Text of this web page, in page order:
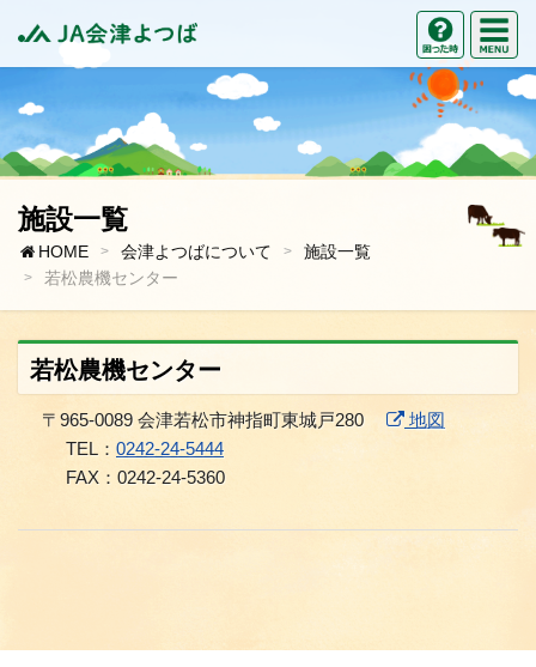
JA会津よつば
困った時
施設一覧
HOME 会津よつばについて
施設一覧
若松農機センター
若松農機センター
〒965-0089 会津若松市神指町東城戸280
地図
TEL： 0242-24-5444
FAX：0242-24-5360